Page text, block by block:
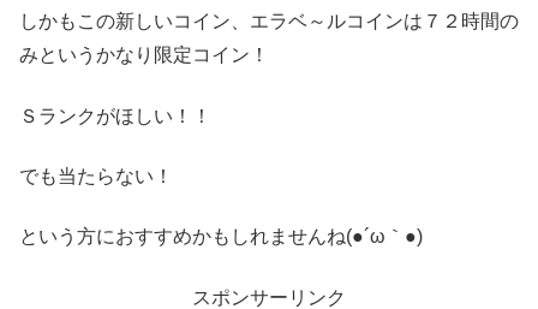
しかもこの新しいコイン、エラベ～ルコインは７２時間の
みというかなり限定コイン！
Ｓランクがほしい！！
でも当たらない！
という方におすすめかもしれませんね(●´ω｀●)
スポンサーリンク